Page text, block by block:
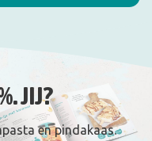
JIJ?
en pindakaas.